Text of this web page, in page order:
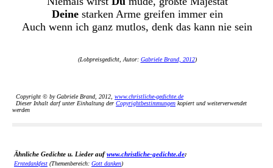
Deinestarken Arme greifen immer ein
Auch wenn ich ganz mutlos, denk das kann nie sein
(Lobpreisgedicht, Autor: Gabriele Brand, 2012)
Copyright © by Gabriele Brand, 2012, www.christliche-gedichte.de
Dieser Inhalt darf unter Einhaltung der Copyrightbestimmungen kopiert und weiterverwendet
werden
Ähnliche Gedichte u. Lieder aufwww.christliche-gedichte.de:
Erntedankfest (Themenbereich: Gott danken)